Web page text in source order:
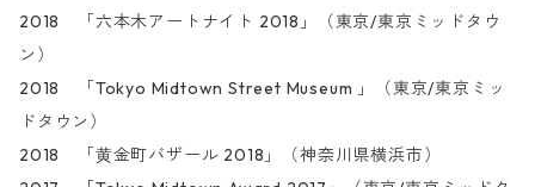
2018 「六本木アートナイト 2018」（東京/東京ミッドタウ
ン）
2018 「Tokyo Midtown Street Museum 」（東京/東京ミッ
ドタウン）
2018 「⻩金町バザール 2018」（神奈川県横浜市）